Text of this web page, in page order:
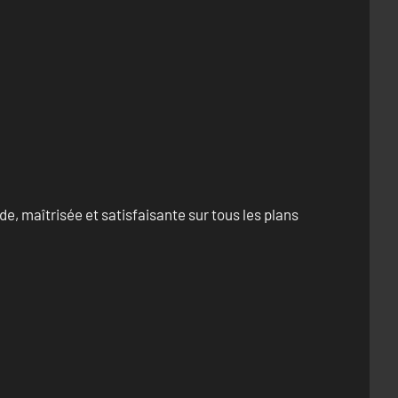
maîtrisée et satisfaisante sur tous les plans